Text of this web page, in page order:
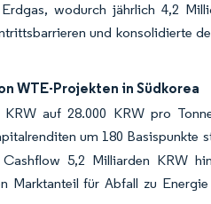
wodurch jährlich 4,2
und konsolidierte
WTE-Projekten in Südkorea
auf 28.000 KRW pro
um 180 Basispunkte
5,2 Milliarden KRW
Marktanteil für Abfall zu